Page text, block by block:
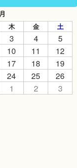
木 金 土
3 4
5
10 11
12
17 18
19
24 25
26
1 2 3